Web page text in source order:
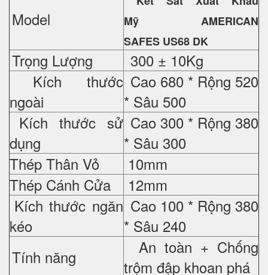
Model
Mỹ AMERICAN
SAFES US68 DK
Trọng Lượng
300 ± 10Kg
Kích thước
ngoài
Cao 680 * Rộng 520
* Sâu 500
Kích thước sử
dụng
Cao 300 * Rộng 380
* Sâu 300
Thép Thân Vỏ
10mm
Thép Cánh Cửa
12mm
Kích thước ngăn
kéo
Cao 100 * Rộng 380
* Sâu 240
Tính năng
An toàn + Chống
trộm đập khoan phá